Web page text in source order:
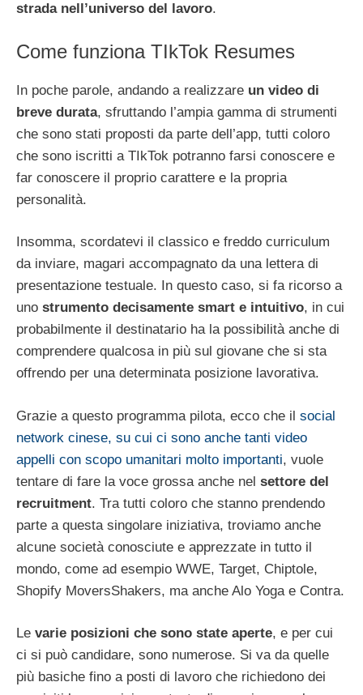
strada nell’universo del lavoro.
Come funziona TIkTok Resumes
In poche parole, andando a realizzare un video di
breve durata, sfruttando l’ampia gamma di strumenti
che sono stati proposti da parte dell’app, tutti coloro
che sono iscritti a TIkTok potranno farsi conoscere e
far conoscere il proprio carattere e la propria
personalità.
Insomma, scordatevi il classico e freddo curriculum
da inviare, magari accompagnato da una lettera di
presentazione testuale. In questo caso, si fa ricorso a
uno strumento decisamente smart e intuitivo, in cui
probabilmente il destinatario ha la possibilità anche di
comprendere qualcosa in più sul giovane che si sta
offrendo per una determinata posizione lavorativa.
Grazie a questo programma pilota, ecco che il social
network cinese, su cui ci sono anche tanti video
appelli con scopo umanitari molto importanti, vuole
tentare di fare la voce grossa anche nel settore del
recruitment. Tra tutti coloro che stanno prendendo
parte a questa singolare iniziativa, troviamo anche
alcune società conosciute e apprezzate in tutto il
mondo, come ad esempio WWE, Target, Chiptole,
Shopify MoversShakers, ma anche Alo Yoga e Contra.
Le varie posizioni che sono state aperte, e per cui
ci si può candidare, sono numerose. Si va da quelle
più basiche fino a posti di lavoro che richiedono dei